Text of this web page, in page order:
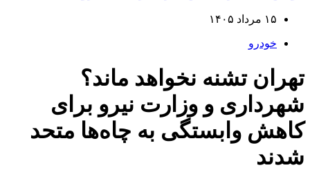
۱۵ مرداد ۱۴۰۵
خودرو
تهران تشنه نخواهد ماند؟
شهرداری و وزارت نیرو برای
کاهش وابستگی به چاه‌ها متحد
شدند